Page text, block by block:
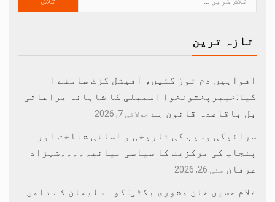
تازہ ترین
افواہیں دم توڑ گئیں، آفیشل گزٹ سامنے آ
گیا:خیبرپختونخوا اسمبلی کا شاہانہ مراعاتی
بل باقاعدہ قانون ہے جولائی 7, 2026
سرائیکی وسیب کی تاریخی و لسانی شناخت اور
پنجاب کی مرکزیت کا سیاسی بیانیہ۔۔۔۔شہزاد
عرفان مئی 26, 2026
غلام حسین خان مشوری بگٹی: کوہ سلیمان کے دامن